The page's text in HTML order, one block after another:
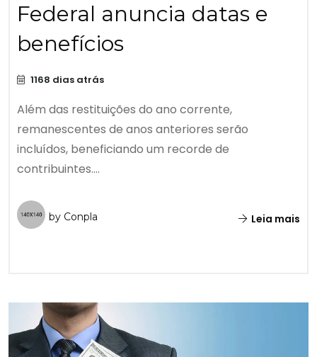
Federal anuncia datas e
benefícios
1168 dias atrás
Além das restituições do ano corrente,
remanescentes de anos anteriores serão
incluídos, beneficiando um recorde de
contribuintes....
by Conpla Leia mais